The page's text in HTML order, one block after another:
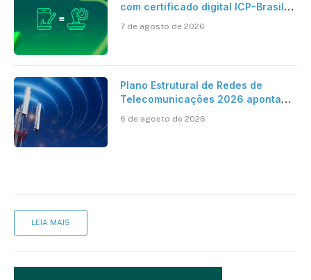
com certificado digital ICP-Brasil
ao reconhecimento de firma em
cartório
7 de agosto de 2026
Plano Estrutural de Redes de
Telecomunicações 2026 aponta
avanço da cobertura móvel, mas
mantém desafio
6 de agosto de 2026
LEIA MAIS